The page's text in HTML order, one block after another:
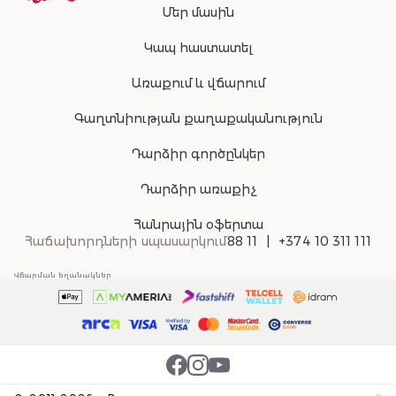
Մեր մասին
Կապ հաստատել
Առաքում և վճարում
Գաղտնիության քաղաքականություն
Դարձիր գործընկեր
Դարձիր առաքիչ
Հանրային օֆերտա
Հաճախորդների սպասարկում88 11 +374 10 311 111
Վճարման եղանակներ